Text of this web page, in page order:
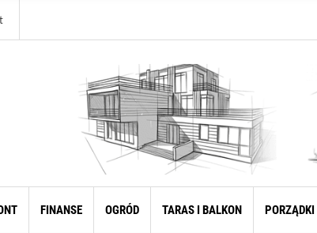
FINANSE OGRÓD TARAS I BALKON PORZĄDKI